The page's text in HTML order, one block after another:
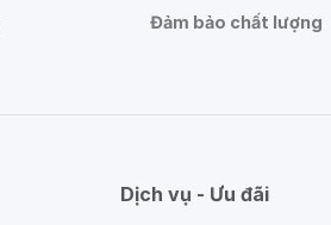
Đảm bảo chất lượng
Dịch vụ - Ưu đãi